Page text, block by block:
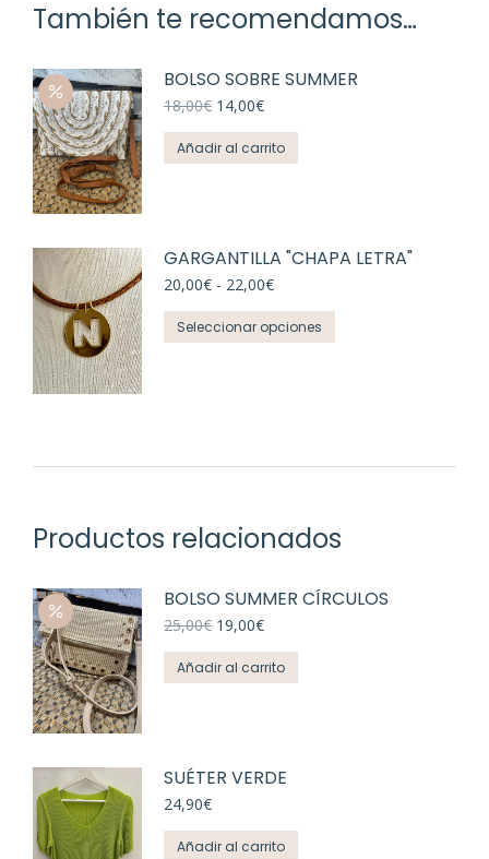
También te recomendamos…
BOLSO SOBRE SUMMER
18,00€ El
original
era:
14,00€El
actual
es:
Añadir al carrito
GARGANTILLA "CHAPA LETRA"
20,00€ - 22,00€Rango
precios:
desde
Seleccionar opciones
producto
pueden
la
Productos relacionados
BOLSO SUMMER CÍRCULOS
25,00€ El
original
era:
19,00€El
actual
es:
Añadir al carrito
SUÉTER VERDE
24,90€
Añadir al carrito